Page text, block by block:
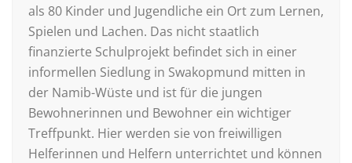
als 80 Kinder und Jugendliche ein Ort zum Lernen,
Spielen und Lachen. Das nicht staatlich
finanzierte Schulprojekt befindet sich in einer
informellen Siedlung in Swakopmund mitten in
der Namib-Wüste und ist für die jungen
Bewohnerinnen und Bewohner ein wichtiger
Treffpunkt. Hier werden sie von freiwilligen
Helferinnen und Helfern unterrichtet und können